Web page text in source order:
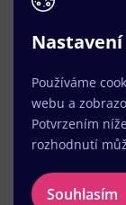
Nastavení
Používáme
webu a
Potvrzením
rozhodnutí
Souhlasím